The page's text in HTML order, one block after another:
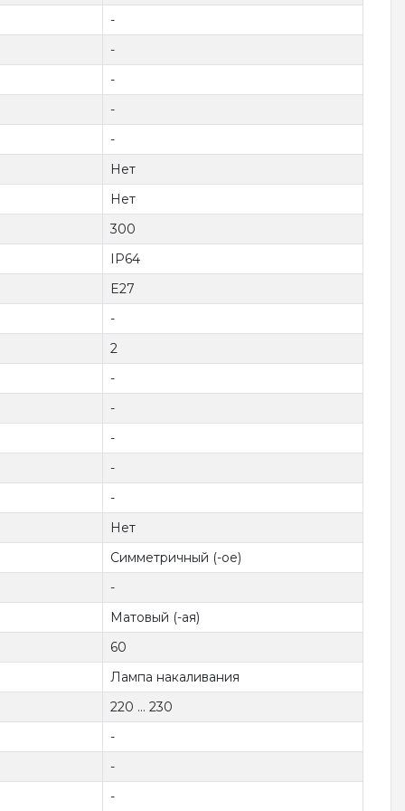
-
-
-
-
-
Нет
Нет
300
IP64
E27
-
2
-
-
-
-
-
Нет
Симметричный (-ое)
-
Матовый (-ая)
60
Лампа накаливания
220 ... 230
-
-
-